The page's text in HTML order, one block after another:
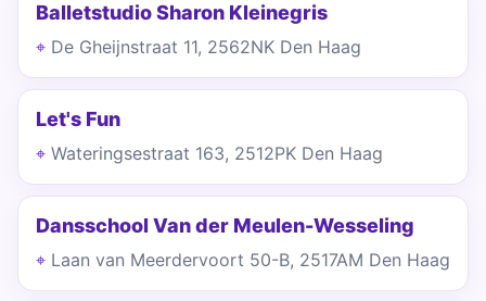
Balletstudio Sharon Kleinegris
De Gheijnstraat 11, 2562NK Den Haag
Let's Fun
Wateringsestraat 163, 2512PK Den Haag
Dansschool Van der Meulen-Wesseling
Laan van Meerdervoort 50-B, 2517AM Den Haag